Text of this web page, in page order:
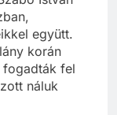
együtt.
korán
fogadták fel
náluk